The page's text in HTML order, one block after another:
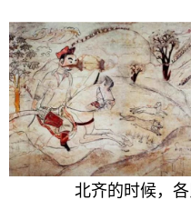
北齐的时候，各